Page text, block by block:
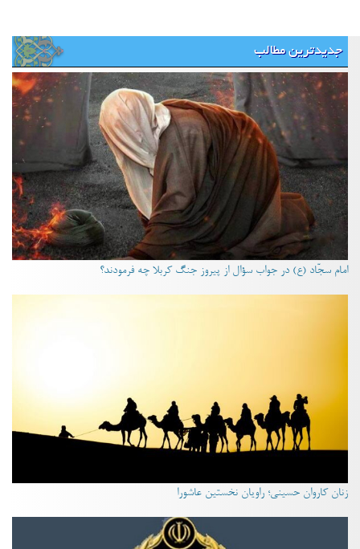
جدیدترین مطالب
امام سجّاد (ع) در جواب سؤال از پیروز جنگ کربلا چه فرمودند؟
زنان کاروان حسینی؛ راویان نخستین عاشورا